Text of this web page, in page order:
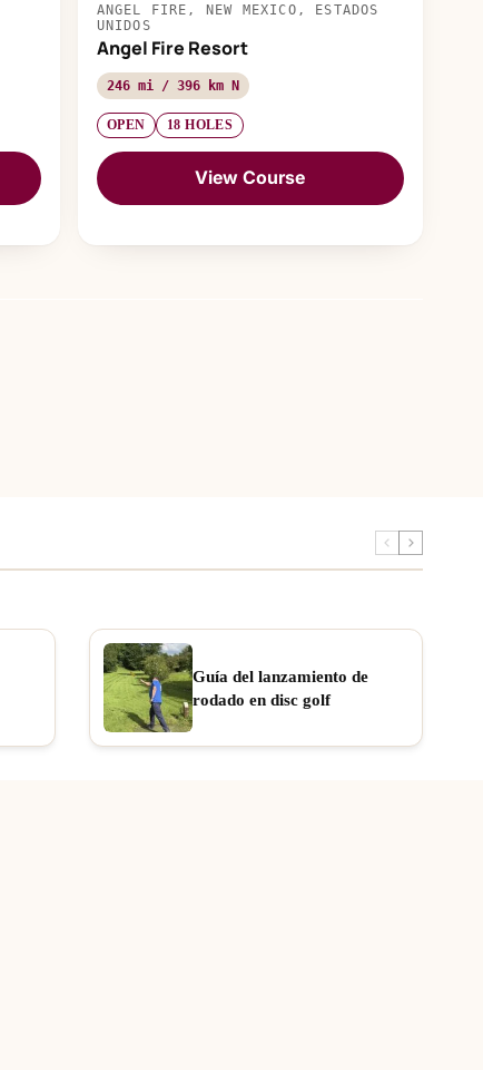
ANGEL FIRE, NEW MEXICO, ESTADOS
UNIDOS
Angel Fire Resort
246 mi / 396 km N
OPEN 18 HOLES
View Course
Guía del lanzamiento de
rodado en disc golf